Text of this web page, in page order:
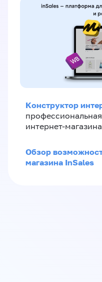
Конструктор
интернет-магазина
Обзор
магазина InSales